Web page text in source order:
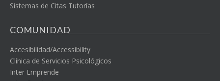
Sistemas de Citas Tutorías
COMUNIDAD
Accesibilidad/Accessibility
Clínica de Servicios Psicológicos
Inter Emprende